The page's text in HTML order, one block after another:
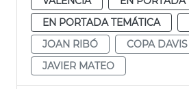
EN PORTADA TEMÁTICA
JOAN RIBÓ
COPA DAVIS
JAVIER MATEO